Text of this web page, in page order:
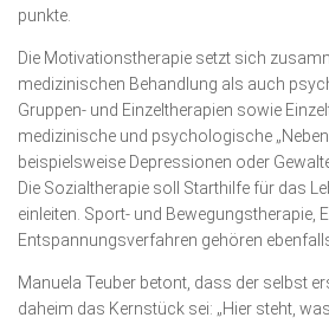
punkte.
Die Motivationstherapie setzt sich
medizinischen Be­hand­lung als auch
Gruppen- und Einzeltherapien so­wie
medizinische und psychologische
beispielsweise Depres­sionen oder
Die Sozialtherapie soll Starthilfe für das
einleiten. Sport- und Bewe­gungs­therapie,
Entspannungs­verfahren gehören
Manuela Teuber betont, dass der selbst
daheim das Kernstück sei: „Hier steht,